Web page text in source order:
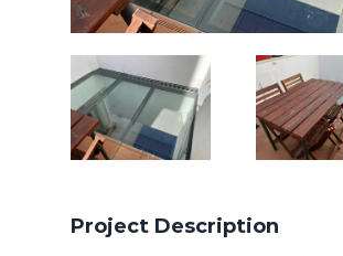
Project Description